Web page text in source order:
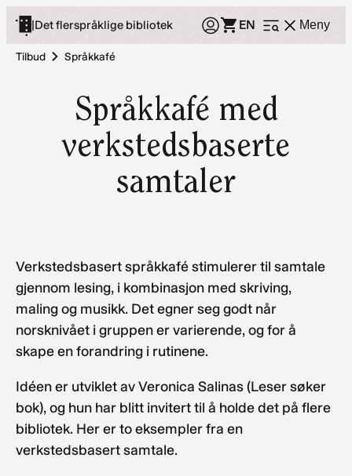
Hopp
innhold
|Det flerspråklige bibliotek EN Meny
Åpne
Tilbud
Språkkafé
Språkkafé med
verkstedsbaserte
samtaler
Verkstedsbasert språkkafé stimulerer til samtale
gjennom lesing, i kombinasjon med skriving,
maling og musikk. Det egner seg godt når
norsknivået i gruppen er varierende, og for å
skape en forandring i rutinene.
Idéen er utviklet av Veronica Salinas (Leser søker
bok), og hun har blitt invitert til å holde det på flere
bibliotek. Her er to eksempler fra en
verkstedsbasert samtale.